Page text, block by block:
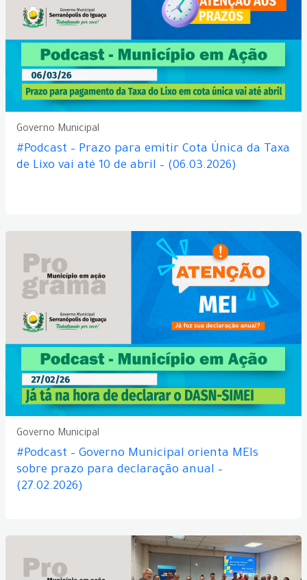
Governo Municipal
#Podcast – Prazo para emitir Cota Única da Taxa
de Lixo vai até 10 de abril – (06.03.2026)
Governo Municipal
#Podcast – Governo Municipal orienta MEIs
sobre prazo para declaração anual –
(27.02.2026)